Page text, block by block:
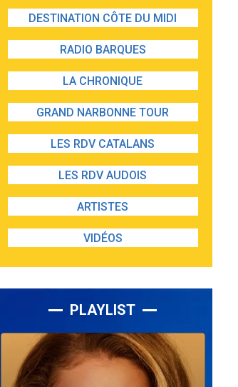
DESTINATION CÔTE DU MIDI
RADIO BARQUES
LA CHRONIQUE
GRAND NARBONNE TOUR
LES RDV CATALANS
LES RDV AUDOIS
ARTISTES
VIDÉOS
PLAYLIST
Lecteur